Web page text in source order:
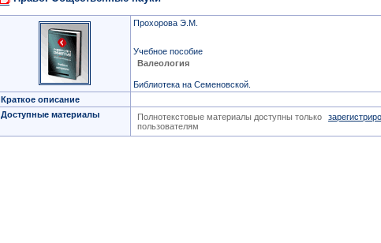
Прохорова Э.М.
Учебное пособие
Валеология
Библиотека на Семеновской.
Краткое описание
Доступные материалы
Полнотекстовые материалы доступны только
пользователям